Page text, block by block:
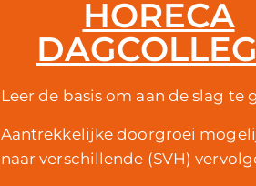
HORECA
Leer de basis om aan de slag te
Aantrekkelijke doorgroei
naar verschillende (SVH)